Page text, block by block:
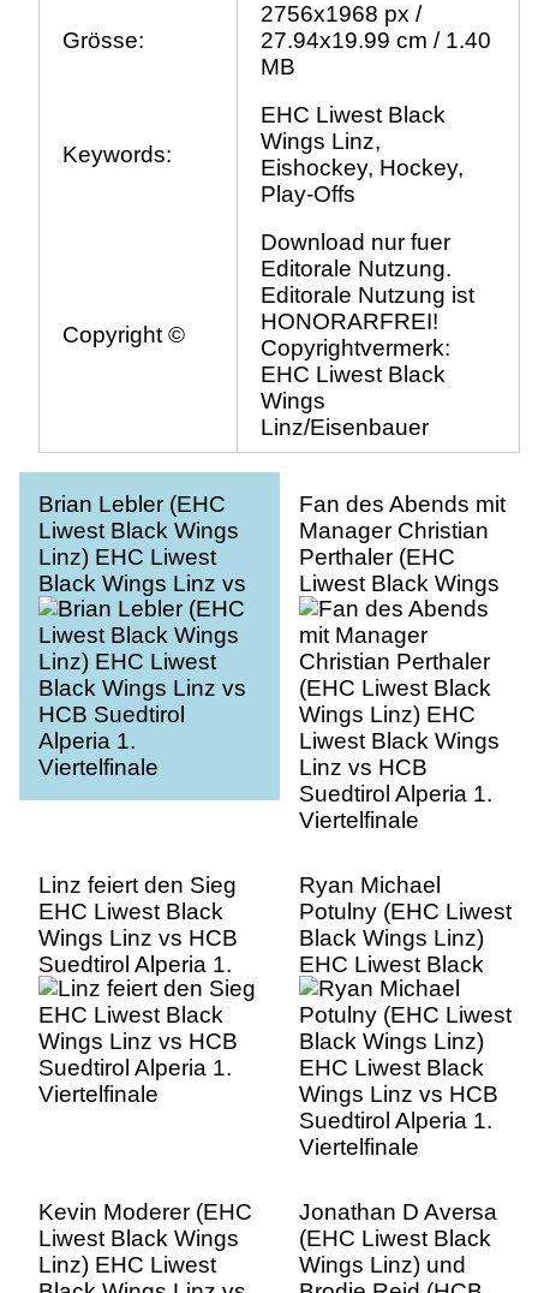
Grösse:
2756x1968 px /
27.94x19.99 cm / 1.40
MB
Keywords:
EHC Liwest Black
Wings Linz,
Eishockey, Hockey,
Play-Offs
Copyright ©
Download nur fuer
Editorale Nutzung.
Editorale Nutzung ist
HONORARFREI!
Copyrightvermerk:
EHC Liwest Black
Wings
Linz/Eisenbauer
Brian Lebler (EHC
Liwest Black Wings
Linz) EHC Liwest
Black Wings Linz vs
HCB Suedtirol
Alperia 1.
Viertelfinale
Fan des Abends mit
Manager Christian
Perthaler (EHC
Liwest Black Wings
Linz) EHC Liwest
Black Wings Linz vs
HCB Suedtirol
Alperia 1.
Viertelfinale
Linz feiert den Sieg
EHC Liwest Black
Wings Linz vs HCB
Suedtirol Alperia 1.
Viertelfinale
Ryan Michael
Potulny (EHC Liwest
Black Wings Linz)
EHC Liwest Black
Wings Linz vs HCB
Suedtirol Alperia 1.
Viertelfinale
Kevin Moderer (EHC
Liwest Black Wings
Linz) EHC Liwest
Jonathan D Aversa
(EHC Liwest Black
Wings Linz) und